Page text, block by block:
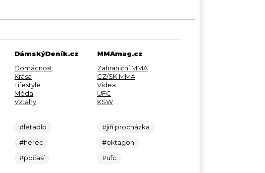
DámskýDeník.cz
Domácnost
Krása
Lifestyle
Móda
Vztahy
#letadlo
#herec
#počasí
MMAmag.cz
Zahraniční MMA
CZ/SK MMA
Videa
UFC
KSW
#jiří procházka
#oktagon
#ufc